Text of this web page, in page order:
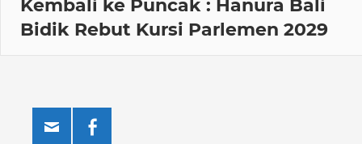
Kembali ke Puncak : Hanura Bali
Bidik Rebut Kursi Parlemen 2029